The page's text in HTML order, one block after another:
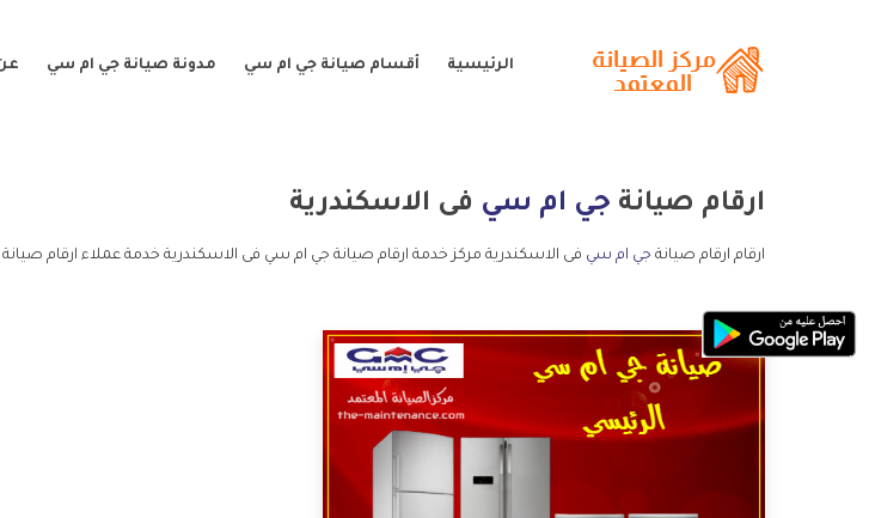
الرئيسية أقسام صيانة جي ام سي مدونة صيانة جي ام سي
ارقام صيانة جي ام سي فى الاسكندرية
ارقام ارقام صيانة جي ام سي فى الاسكندرية مركز خدمة ارقام صيانة جي ام سي فى الاسكندرية خدمة عملاء ارقام